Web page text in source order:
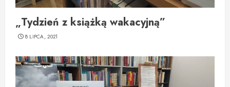
„Tydzień z książką wakacyjną”
8 LIPCA, 2021